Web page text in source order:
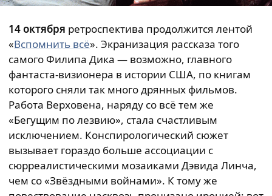
14 октября ретроспектива продолжится лентой
«Вспомнить всё». Экранизация рассказа того
самого Филипа Дика — возможно, главного
фантаста-визионера в истории США, по книгам
которого сняли так много дрянных фильмов.
Работа Верховена, наряду со всё тем же
«Бегущим по лезвию», стала счастливым
исключением. Конспирологический сюжет
вызывает гораздо больше ассоциации с
сюрреалистическими мозаиками Дэвида Линча,
чем со «Звёздными войнами». К тому же